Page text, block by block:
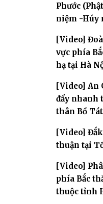
Phước
niệm -Húy
[Video]
vực phía
hạ tại Hà
[Video] An
đẩy nhanh
thân Bồ
[Video]
thuận tại
[Video]
phía Bắc
thuộc tỉnh